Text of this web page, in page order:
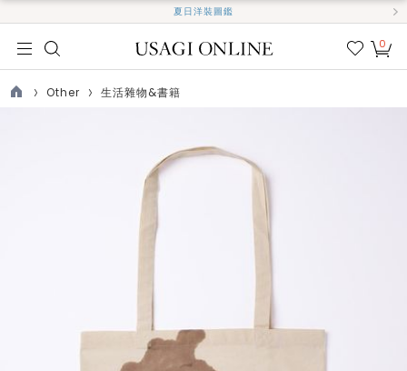
夏日洋裝圖鑑
我的
0
Other 生活雜物&書籍